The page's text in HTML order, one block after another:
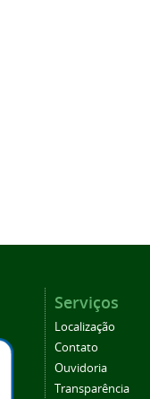
Serviços
Localização
Contato
Ouvidoria
Transparência